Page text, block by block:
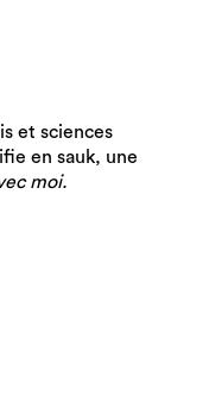
et sciences
en sauk, une
moi.